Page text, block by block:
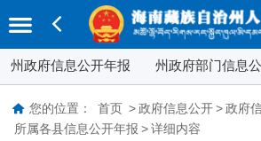
州政府信息公开年报 州政府部门信息
您的位置： 首页 > 政府信息公开 > 政府
所属各县信息公开年报 > 详细内容